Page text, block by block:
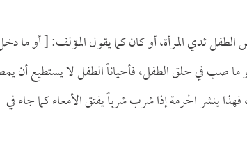
ثدي المرأة، أو كان كما يقول المؤلف: [ أو ما
صب في حلق الطفل، فأحياناً الطفل لا يستطيع أن
ينشر الحرمة إذا شرب شرباً يفتق الأمعاء كما جاء في